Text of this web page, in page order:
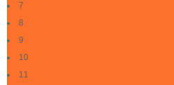
7
8
9
10
11